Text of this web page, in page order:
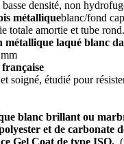
densité, non
métalliqueblanc/fond
totale amortie et tube rond.
métallique laqué blanc
soigné, étudié pour
blanc brillant ou
et de carbonate